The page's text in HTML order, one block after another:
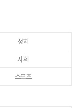
정치
사회
스포츠